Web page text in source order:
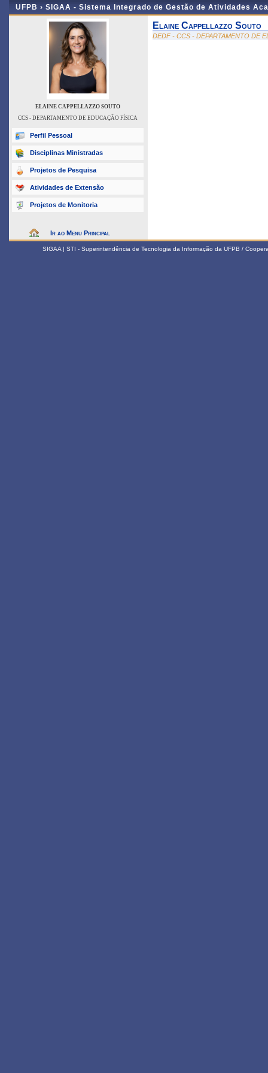
UFPB › SIGAA - Sistema Integrado de Gestão de Atividades
ELAINE CAPPELLAZZO SOUTO
CCS - DEPARTAMENTO DE EDUCAÇÃO FÍSICA
Perfil Pessoal
Disciplinas Ministradas
Projetos de Pesquisa
Atividades de Extensão
Projetos de Monitoria
Ir ao Menu Principal
Elaine Cappellazzo Souto
DEDF - CCS - DEPARTAMENTO DE
SIGAA | STI - Superintendência de Tecnologia da Informação da UFPB /